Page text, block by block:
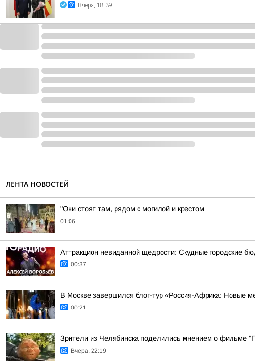
Вчера, 18:39
ЛЕНТА НОВОСТЕЙ
"Они стоят там, рядом с могилой и крестом
01:06
Аттракцион невиданной щедрости: Скудные городские
00:37
В Москве завершился блог-тур «Россия-Африка: Новые
00:21
Зрители из Челябинска поделились мнением о фильме
Вчера, 22:19